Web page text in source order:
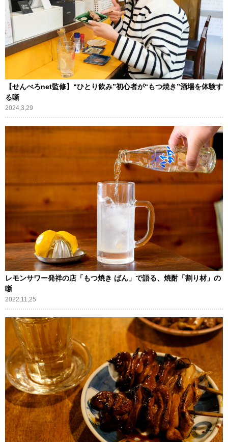
【せんべろnet監修】“ひとり飲み”初心者が“もつ焼き”酒場を体験す
る噺
2024,3,29
レモンサワー発祥の店「もつ焼き ばん」で語る、焼酎「割り材」の
噺
2022,11,25